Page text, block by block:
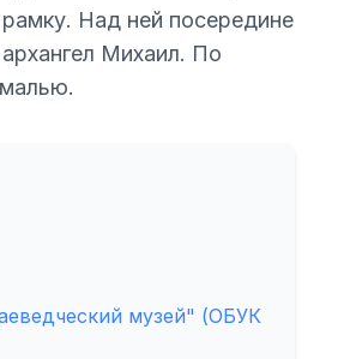
Над ней посередине
Михаил. По
музей" (ОБУК